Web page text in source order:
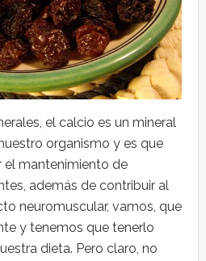
el calcio es un mineral
organismo y es que
el mantenimiento de
además de contribuir al
neuromuscular, vamos, que
y tenemos que tenerlo
dieta. Pero claro, no